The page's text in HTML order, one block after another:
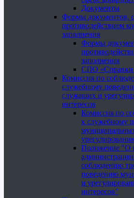
Документы
Формы документов,
противодействием
заполнения
Формы
заполнения
СПО
Комиссия по
служебному
служащих и
интересов
Комиссия по
к служебному
Положение "О
соблюдению
поведению
и
интересов"